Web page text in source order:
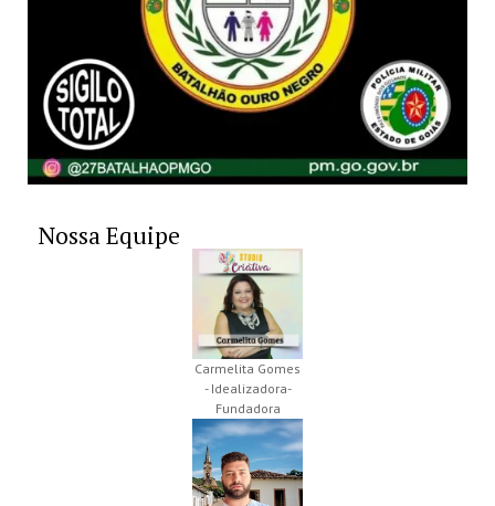
Nossa Equipe
Carmelita Gomes
- Idealizadora-
Fundadora